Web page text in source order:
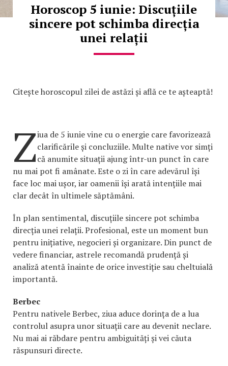
Horoscop 5 iunie: Discuțiile
sincere pot schimba direcția
unei relații
Citește horoscopul zilei de astăzi și află ce te așteaptă!
Ziua de 5 iunie vine cu o energie care favorizează
clarificările și concluziile. Multe native vor simți
că anumite situații ajung într-un punct în care
nu mai pot fi amânate. Este o zi în care adevărul își
face loc mai ușor, iar oamenii își arată intențiile mai
clar decât în ultimele săptămâni.
În plan sentimental, discuțiile sincere pot schimba
direcția unei relații. Profesional, este un moment bun
pentru inițiative, negocieri și organizare. Din punct de
vedere financiar, astrele recomandă prudență și
analiză atentă înainte de orice investiție sau cheltuială
importantă.
Berbec
Pentru nativele Berbec, ziua aduce dorința de a lua
controlul asupra unor situații care au devenit neclare.
Nu mai ai răbdare pentru ambiguități și vei căuta
răspunsuri directe.